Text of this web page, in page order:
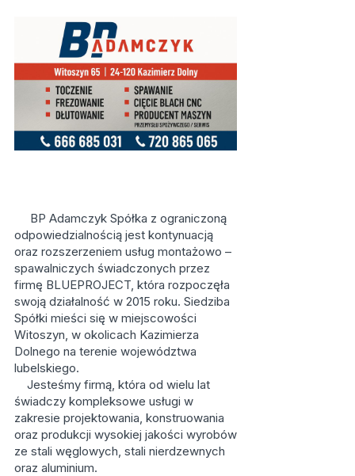
BP Adamczyk Spółka z ograniczoną
odpowiedzialnością jest kontynuacją
oraz rozszerzeniem usług montażowo –
spawalniczych świadczonych przez
firmę BLUEPROJECT, która rozpoczęła
swoją działalność w 2015 roku. Siedziba
Spółki mieści się w miejscowości
Witoszyn, w okolicach Kazimierza
Dolnego na terenie województwa
lubelskiego.
Jesteśmy firmą, która od wielu lat
świadczy kompleksowe usługi w
zakresie projektowania, konstruowania
oraz produkcji wysokiej jakości wyrobów
ze stali węglowych, stali nierdzewnych
oraz aluminium.